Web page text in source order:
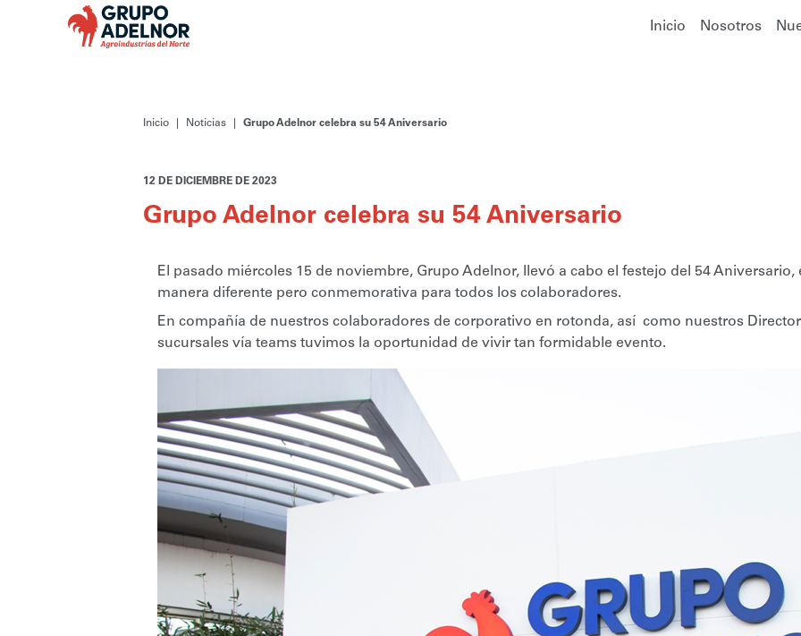
Inicio Nosotros
Inicio Noticias Grupo Adelnor celebra su 54 Aniversario
12 DE DICIEMBRE DE 2023
Grupo Adelnor celebra su 54 Aniversario
El pasado miércoles 15 de noviembre, Grupo Adelnor, llevó a cabo el festejo del 54
manera diferente pero conmemorativa para todos los colaboradores.
En compañía de nuestros colaboradores de corporativo en rotonda, así como nuestros
sucursales vía teams tuvimos la oportunidad de vivir tan formidable evento.